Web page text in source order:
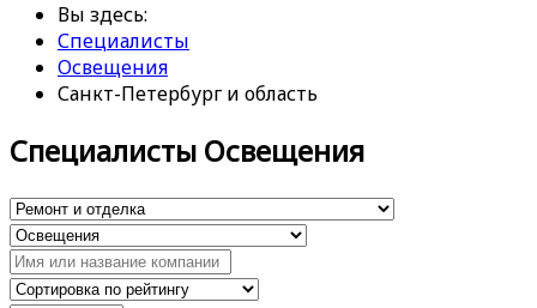
Вы здесь:
Специалисты
Освещения
Санкт-Петербург и область
Специалисты Освещения